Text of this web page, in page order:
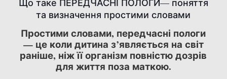
та визначення простими словами
Простими словами, передчасні пологи
— це коли дитина з’являється на світ
раніше, ніж її організм повністю дозрів
для життя поза маткою.